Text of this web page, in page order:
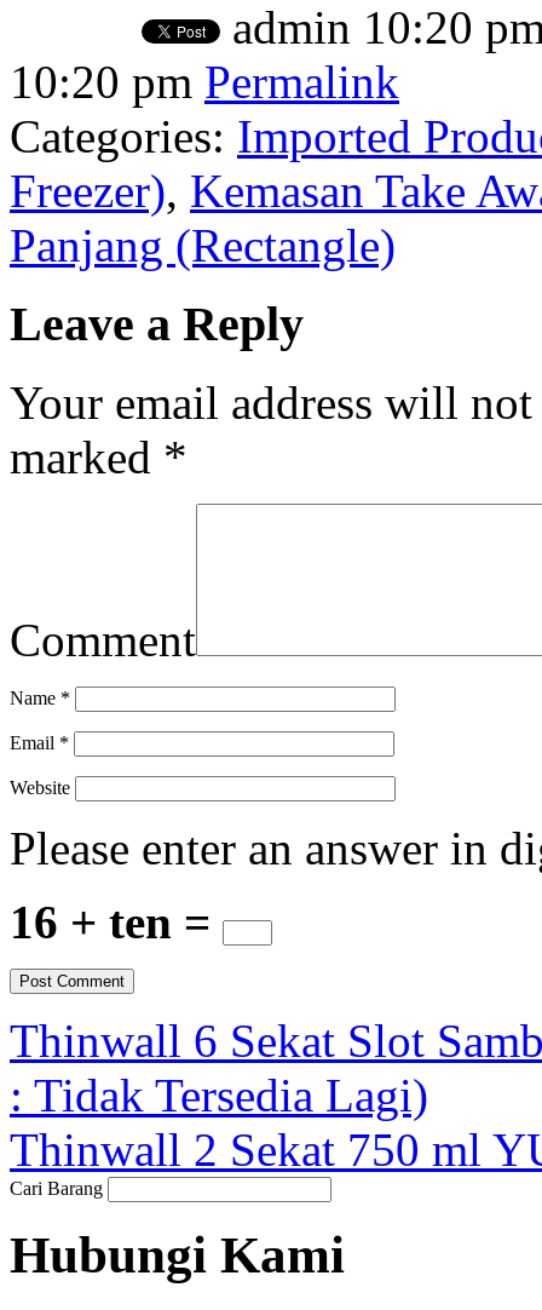
admin 10:20
10:20 pm Permalink
Categories: Imported
Freezer), Kemasan Take
Panjang (Rectangle)
Leave a Reply
Your email address will
marked *
Comment
Name *
Email *
Website
Please enter an answer in
16 + ten =
Thinwall 6 Sekat Slot
: Tidak Tersedia Lagi)
Thinwall 2 Sekat 750 ml
Cari Barang
Hubungi Kami